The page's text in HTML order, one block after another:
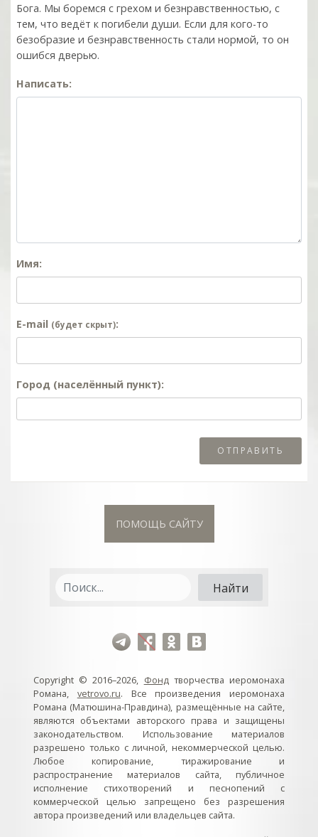
Бога. Мы боремся с грехом и без­нрав­ствен­ностью, с
тем, что ведёт к погибели души. Если для кого-то
безобразие и безнравственность стали нормой, то он
ошибся дверью.
Написать:
Имя:
E-mail (будет скрыт):
Город (населённый пункт):
ПОМОЩЬ САЙТУ
Copyright © 2016–2026, Фондтворчества иеромонаха
Романа, vetrovo.ru. Все произведения иеромонаха
Романа (Матюшина-Правдина), размещённые на сайте,
являются объектами авторского права и защищены
законодательством. Использование материалов
разрешено только с личной, некоммерческой целью.
Любое копирование, тиражирование и
распространение материалов сайта, публичное
исполнение стихотворений и песнопений с
коммерческой целью запрещено без разрешения
автора произведений или владельцев сайта.